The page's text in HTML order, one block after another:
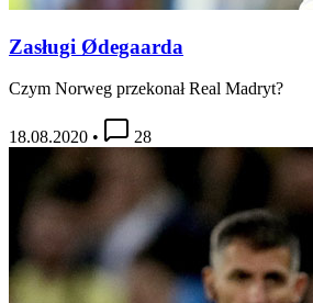
Zasługi Ødegaarda
Czym Norweg przekonał Real Madryt?
18.08.2020 • 28